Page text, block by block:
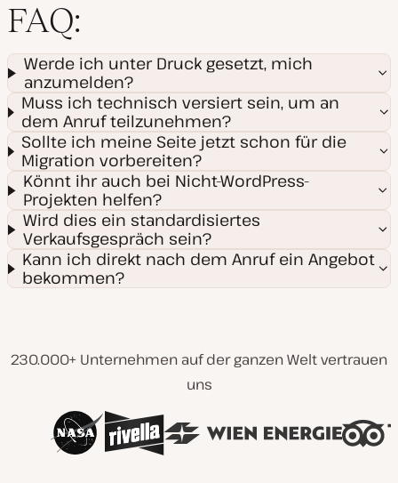
FAQ:
Werde ich unter Druck gesetzt, mich
anzumelden?
Muss ich technisch versiert sein, um an
dem Anruf teilzunehmen?
Sollte ich meine Seite jetzt schon für die
Migration vorbereiten?
Könnt ihr auch bei Nicht-WordPress-
Projekten helfen?
Wird dies ein standardisiertes
Verkaufsgespräch sein?
Kann ich direkt nach dem Anruf ein Angebot
bekommen?
230.000+ Unternehmen auf der ganzen Welt vertrauen
uns